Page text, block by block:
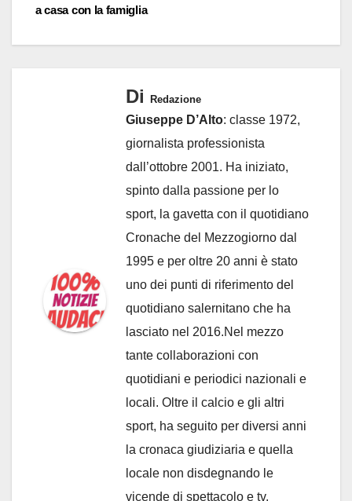
a casa con la famiglia
Di Redazione
Giuseppe D’Alto: classe 1972,
giornalista professionista
dall’ottobre 2001. Ha iniziato,
spinto dalla passione per lo
sport, la gavetta con il quotidiano
Cronache del Mezzogiorno dal
1995 e per oltre 20 anni è stato
uno dei punti di riferimento del
quotidiano salernitano che ha
lasciato nel 2016.Nel mezzo
tante collaborazioni con
quotidiani e periodici nazionali e
locali. Oltre il calcio e gli altri
sport, ha seguito per diversi anni
la cronaca giudiziaria e quella
locale non disdegnando le
vicende di spettacolo e tv.